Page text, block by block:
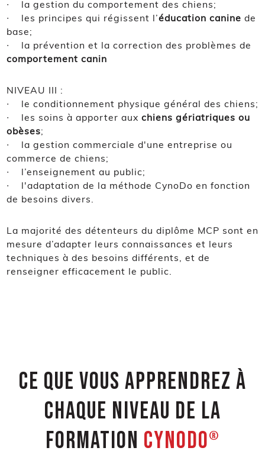
∙ la gestion du comportement des chiens;
∙ les principes qui régissent l’éducation canine de
base;
∙ la prévention et la correction des problèmes de
comportement canin
NIVEAU III :
∙ le conditionnement physique général des chiens;
∙ les soins à apporter aux chiens gériatriques ou
obèses;
∙ la gestion commerciale d'une entreprise ou
commerce de chiens;
∙ l’enseignement au public;
∙ l'adaptation de la méthode CynoDo en fonction
de besoins divers.
La majorité des détenteurs du diplôme MCP sont en
mesure d’adapter leurs connaissances et leurs
techniques à des besoins différents, et de
renseigner efficacement le public.
CE QUE VOUS APPRENDREZ À
CHAQUE NIVEAU DE LA
FORMATION CYNODO®